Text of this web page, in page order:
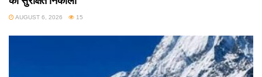
AUGUST 6, 2026 15